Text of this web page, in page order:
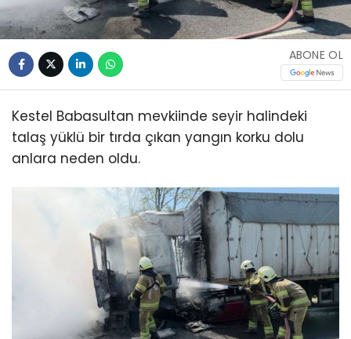
ABONE OL
Kestel Babasultan mevkiinde seyir halindeki
talaş yüklü bir tırda çıkan yangın korku dolu
anlara neden oldu.